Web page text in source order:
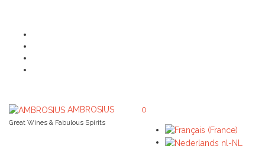
AMBROSIUS
Great Wines & Fabulous Spirits
0